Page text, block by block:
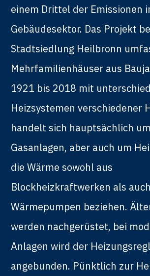
einem Drittel der Emissionen
Gebäudesektor. Das Projekt
Stadtsiedlung Heilbronn
Mehrfamilienhäuser aus
1921 bis 2018 mit
Heizsystemen verschiedener
handelt sich hauptsächlich um
Gasanlagen, aber auch um
die Wärme sowohl aus
Blockheizkraftwerken als auch
Wärmepumpen beziehen.
werden nachgerüstet, bei
Anlagen wird der
angebunden. Pünktlich zur